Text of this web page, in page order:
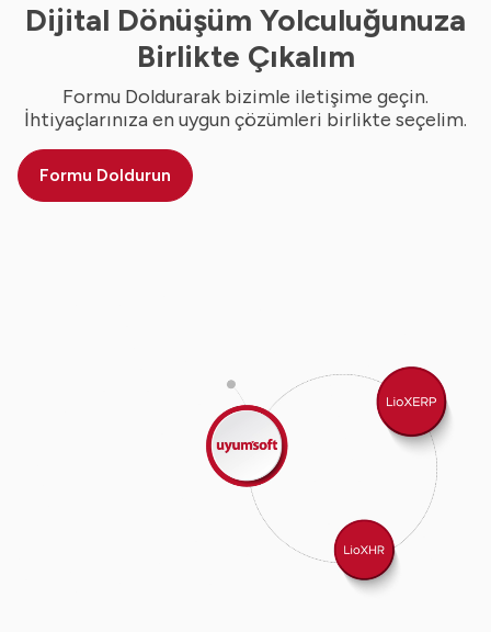
Dijital Dönüşüm Yolculuğunuza
Birlikte Çıkalım
Formu Doldurarak bizimle iletişime geçin.
İhtiyaçlarınıza en uygun çözümleri birlikte seçelim.
Formu Doldurun